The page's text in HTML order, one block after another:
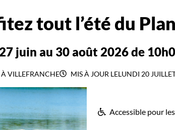
tout l’été du
27 juin au 30août 2026de
À VILLEFRANCHE MIS À JOUR LELUNDI 20
Accessible pour